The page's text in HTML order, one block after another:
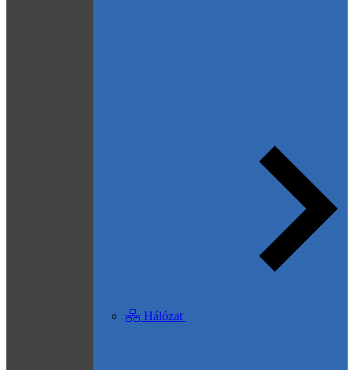
Hálózat